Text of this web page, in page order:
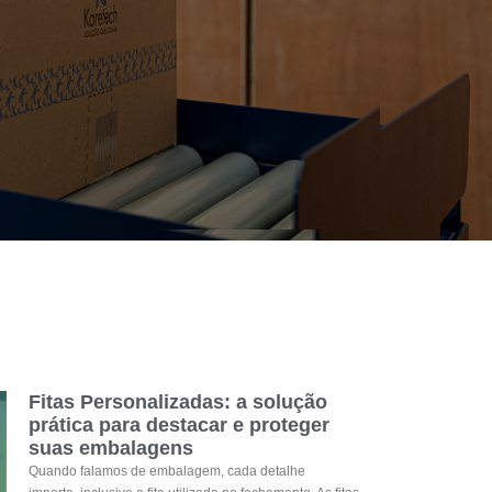
Fitas Personalizadas: a solução
prática para destacar e proteger
suas embalagens
Quando falamos de embalagem, cada detalhe